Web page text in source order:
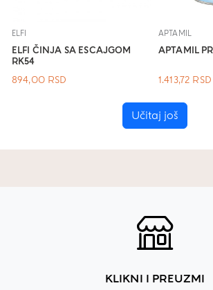
ELFI
ELFI ČINJA SA ESCAJGOM
RK54
894,00 RSD
APTAMIL
APTAMIL
1.413,72 RSD
Učitaj još
KLIKNI I PREUZMI